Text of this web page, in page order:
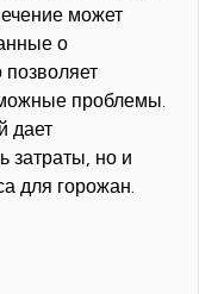
может
о
позволяет
проблемы.
дает
затраты, но и
для горожан.